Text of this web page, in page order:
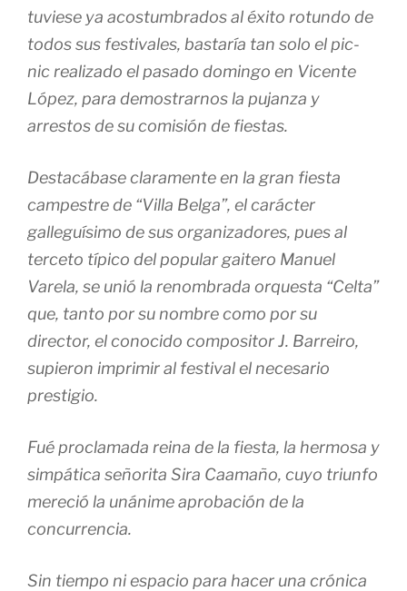
tuviese ya acostumbrados al éxito rotundo de
todos sus festivales, bastaría tan solo el pic-
nic realizado el pasado domingo en Vicente
López, para demostrarnos la pujanza y
arrestos de su comisión de fiestas.
Destacábase claramente en la gran fiesta
campestre de “Villa Belga”, el carácter
galleguísimo de sus organizadores, pues al
terceto típico del popular gaitero Manuel
Varela, se unió la renombrada orquesta “Celta”
que, tanto por su nombre como por su
director, el conocido compositor J. Barreiro,
supieron imprimir al festival el necesario
prestigio.
Fué proclamada reina de la fiesta, la hermosa y
simpática señorita Sira Caamaño, cuyo triunfo
mereció la unánime aprobación de la
concurrencia.
Sin tiempo ni espacio para hacer una crónica